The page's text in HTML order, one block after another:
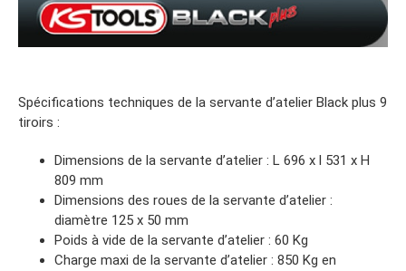
Spécifications techniques de la servante d’atelier Black plus 9
tiroirs :
Dimensions de la servante d’atelier : L 696 x l 531 x H
809 mm
Dimensions des roues de la servante d’atelier :
diamètre 125 x 50 mm
Poids à vide de la servante d’atelier : 60 Kg
Charge maxi de la servante d’atelier : 850 Kg en